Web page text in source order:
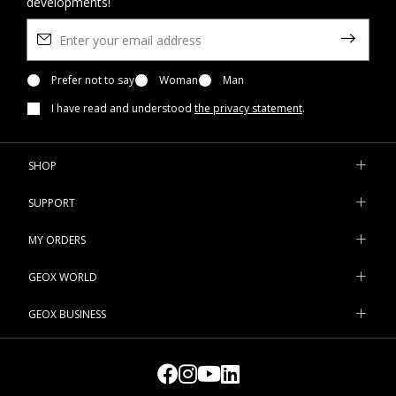
Prefer not to say Woman
Man
I have read and understood the privacy statement.
SHOP
SUPPORT
MY ORDERS
GEOX WORLD
GEOX BUSINESS